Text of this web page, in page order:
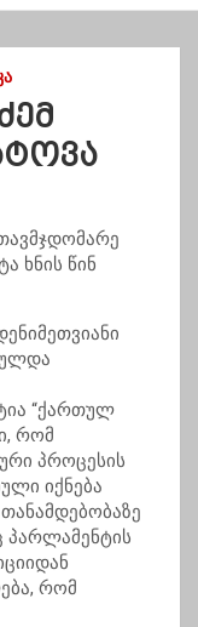
ხნის წინ
“ქართულ
რომ
პროცესის
იქნება
პარლამენტის
რომ